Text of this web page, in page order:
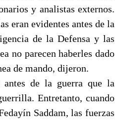
y analistas externos.
eran evidentes antes de la
de la Defensa y las
no parecen haberles dado
de mando, dijeron.
de la guerra que la
Entretanto, cuando
Saddam, las fuerzas